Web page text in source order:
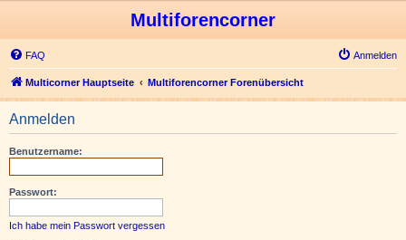
Multiforencorner
FAQ Anmelden
Multicorner Hauptseite Multiforencorner Forenübersicht
Anmelden
Benutzername:
Passwort:
Ich habe mein Passwort vergessen